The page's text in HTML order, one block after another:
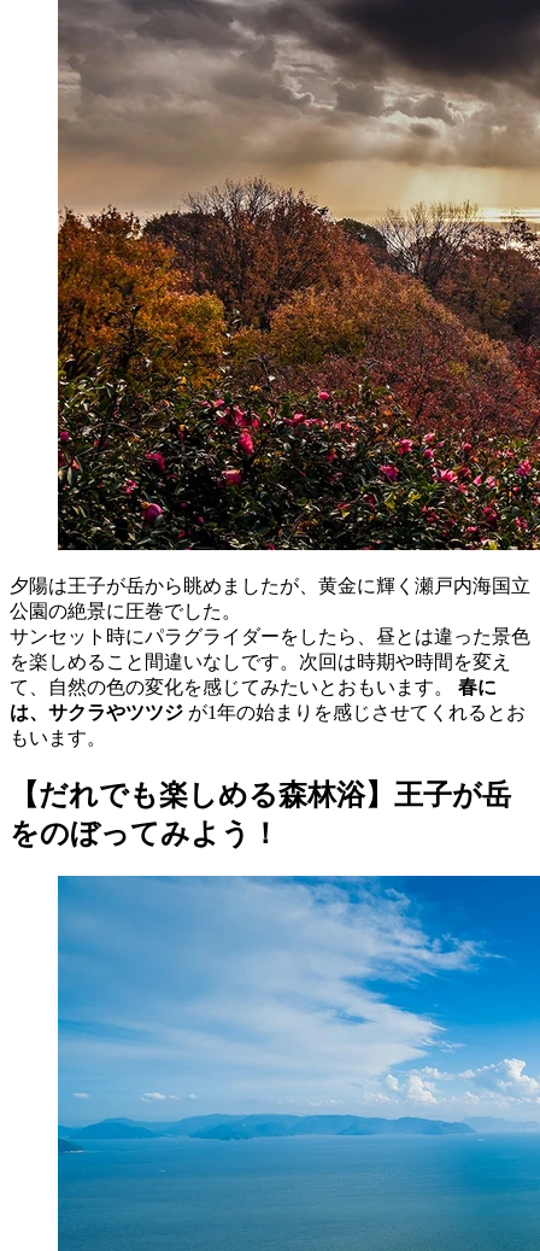
夕陽は王子が岳から眺めましたが、黄金に輝く瀬戸内海国立
公園の絶景に圧巻でした。
サンセット時にパラグライダーをしたら、昼とは違った景色
を楽しめること間違いなしです。次回は時期や時間を変え
て、自然の色の変化を感じてみたいとおもいます。 春に
は、サクラやツツジ が1年の始まりを感じさせてくれるとお
もいます。
【だれでも楽しめる森林浴】王子が岳
をのぼってみよう！